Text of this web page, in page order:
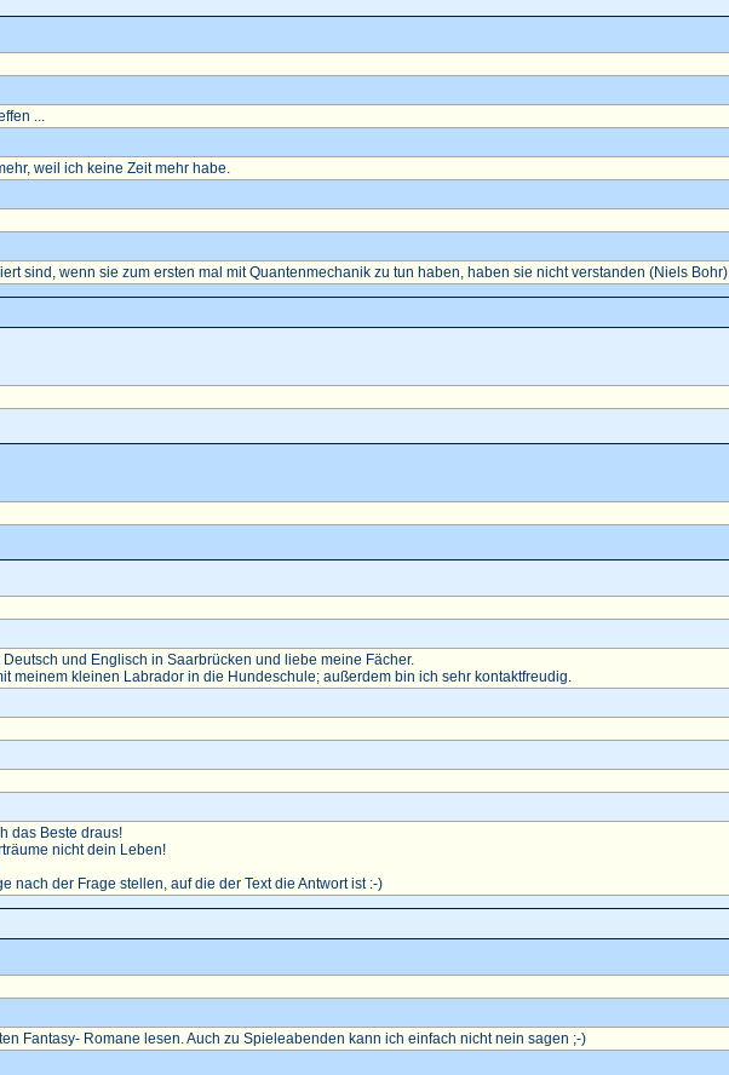
...
weil ich keine Zeit mehr habe.
sind, wenn sie zum ersten mal mit Quantenmechanik zu tun haben, haben sie nicht verstanden (Niels Bohr)
Deutsch und Englisch in Saarbrücken und liebe meine Fächer.
meinem kleinen Labrador in die Hundeschule; außerdem bin ich sehr kontaktfreudig.
das Beste draus!
nicht dein Leben!
nach der Frage stellen, auf die der Text die Antwort ist :-)
Fantasy- Romane lesen. Auch zu Spieleabenden kann ich einfach nicht nein sagen ;-)